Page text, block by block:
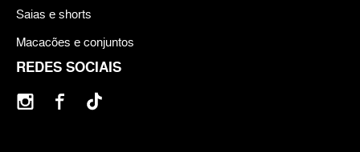
REDES SOCIAIS
Saias e shorts
Macacões e conjuntos